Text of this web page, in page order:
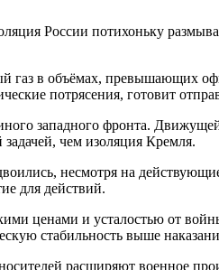
России потихоньку
газ в объёмах, превышающих
потрясения, готовит
западного фронта.
чем изоляция Кремля.
несмотря на
для действий.
ценами и усталостью от
стабильность выше
расширяют военное